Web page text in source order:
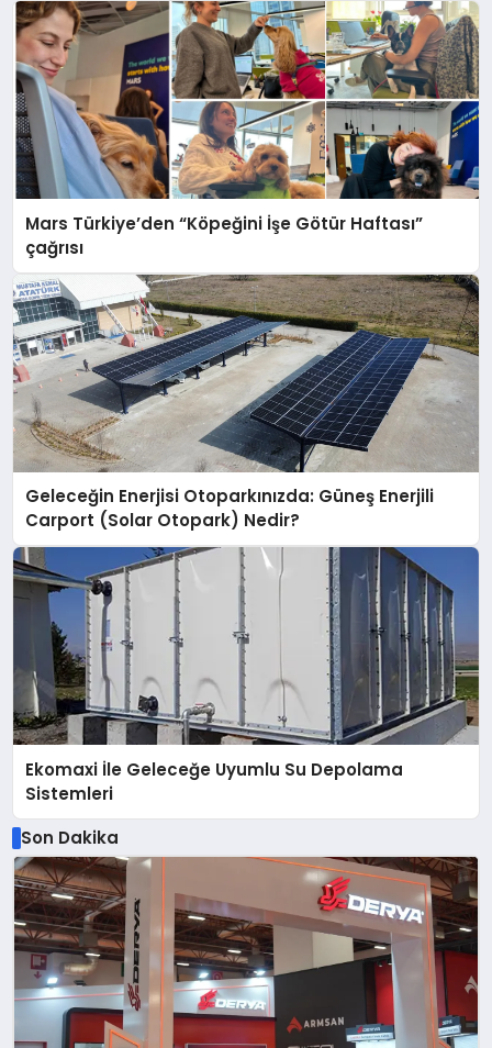
Mars Türkiye’den “Köpeğini İşe Götür Haftası”
çağrısı
Geleceğin Enerjisi Otoparkınızda: Güneş Enerjili
Carport (Solar Otopark) Nedir?
Ekomaxi İle Geleceğe Uyumlu Su Depolama
Sistemleri
Son Dakika